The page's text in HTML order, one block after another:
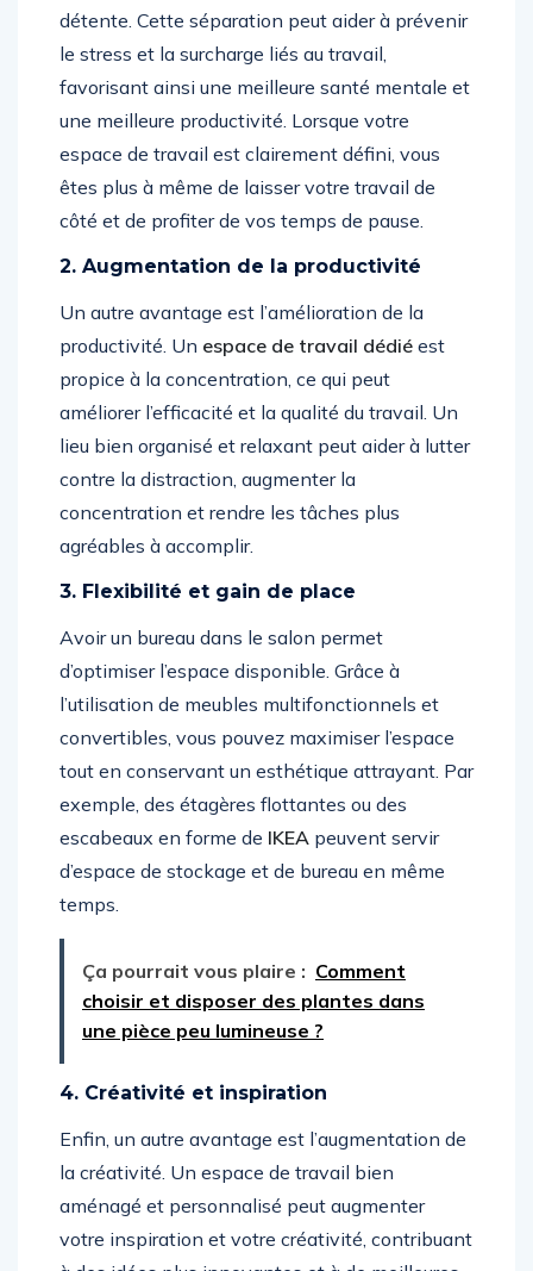
détente. Cette séparation peut aider à prévenir
le stress et la surcharge liés au travail,
favorisant ainsi une meilleure santé mentale et
une meilleure productivité. Lorsque votre
espace de travail est clairement défini, vous
êtes plus à même de laisser votre travail de
côté et de profiter de vos temps de pause.
2. Augmentation de la productivité
Un autre avantage est l’amélioration de la
productivité. Un espace de travail dédié est
propice à la concentration, ce qui peut
améliorer l’efficacité et la qualité du travail. Un
lieu bien organisé et relaxant peut aider à lutter
contre la distraction, augmenter la
concentration et rendre les tâches plus
agréables à accomplir.
3. Flexibilité et gain de place
Avoir un bureau dans le salon permet
d’optimiser l’espace disponible. Grâce à
l’utilisation de meubles multifonctionnels et
convertibles, vous pouvez maximiser l’espace
tout en conservant un esthétique attrayant. Par
exemple, des étagères flottantes ou des
escabeaux en forme de IKEA peuvent servir
d’espace de stockage et de bureau en même
temps.
Ça pourrait vous plaire : Comment
choisir et disposer des plantes dans
une pièce peu lumineuse ?
4. Créativité et inspiration
Enfin, un autre avantage est l’augmentation de
la créativité. Un espace de travail bien
aménagé et personnalisé peut augmenter
votre inspiration et votre créativité, contribuant